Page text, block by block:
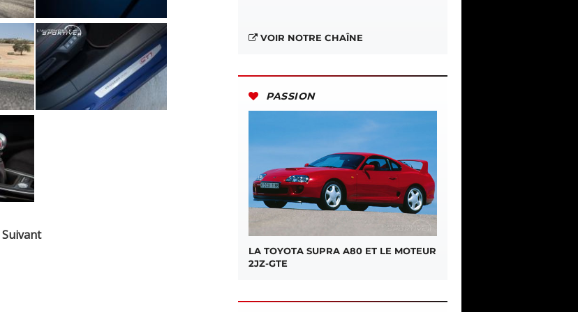
Suivant
VOIR NOTRE CHAÎNE
PASSION
LA TOYOTA SUPRA A80 ET LE MOTEUR
2JZ-GTE